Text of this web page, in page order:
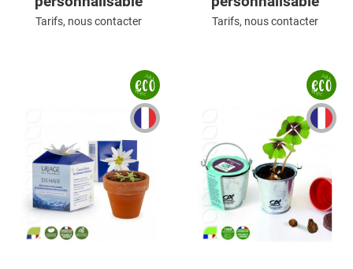
Tarifs, nous contacter Tarifs, nous contacter